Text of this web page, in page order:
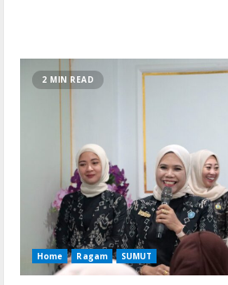
2 MIN READ
Home Ragam SUMUT